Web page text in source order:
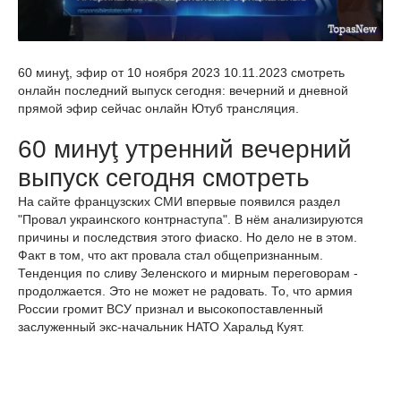
60 минуţ, эфир от 10 ноября 2023 10.11.2023 смотреть
онлайн последний выпуск сегодня: вечерний и дневной
прямой эфир сейчас онлайн Ютуб трансляция.
60 минуţ утренний вечерний
выпуск сегодня смотреть
На сайте французских СМИ впервые появился раздел
"Провал украинского контрнаступа". В нём анализируются
причины и последствия этого фиаско. Но дело не в этом.
Факт в том, что акт провала стал общепризнанным.
Тенденция по сливу Зеленского и мирным переговорам -
продолжается. Это не может не радовать. То, что армия
России громит ВСУ признал и высокопоставленный
заслуженный экс-начальник НАТО Харальд Куят.